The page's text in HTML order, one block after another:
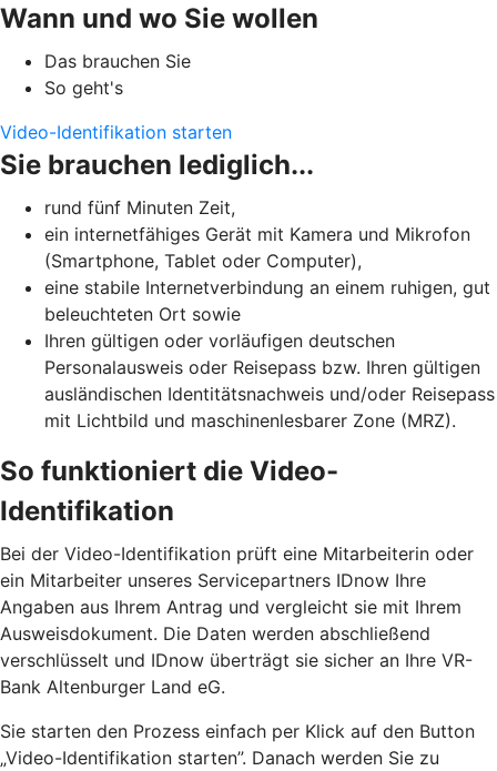
Wann und wo Sie wollen
Das brauchen Sie
So geht's
Video-Identifikation starten
Sie brauchen lediglich...
rund fünf Minuten Zeit,
ein internetfähiges Gerät mit Kamera und Mikrofon
(Smartphone, Tablet oder Computer),
eine stabile Internetverbindung an einem ruhigen, gut
beleuchteten Ort sowie
Ihren gültigen oder vorläufigen deutschen
Personalausweis oder Reisepass bzw. Ihren gültigen
ausländischen Identitätsnachweis und/oder Reisepass
mit Lichtbild und maschinenlesbarer Zone (MRZ).
So funktioniert die Video-
Identifikation
Bei der Video-Identifikation prüft eine Mitarbeiterin oder
ein Mitarbeiter unseres Servicepartners IDnow Ihre
Angaben aus Ihrem Antrag und vergleicht sie mit Ihrem
Ausweisdokument. Die Daten werden abschließend
verschlüsselt und IDnow überträgt sie sicher an Ihre VR-
Bank Altenburger Land eG.
Sie starten den Prozess einfach per Klick auf den Button
„Video-Identifikation starten”. Danach werden Sie zu